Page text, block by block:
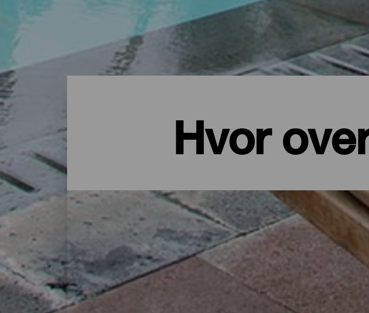
Hvor
Overnatting i La Palma: Hoteller, leiligheter...
Et hus på landet midt i naturen, en leilighet ved sjøen eller et pittoresk hotell omgitt
godt utvalg bosteder for alle typer reisende på sine drøyt 700 kvadratkilometer. I
finner du det perfekte stedet for deg å lade batteriene etter en dag på øya eller for å